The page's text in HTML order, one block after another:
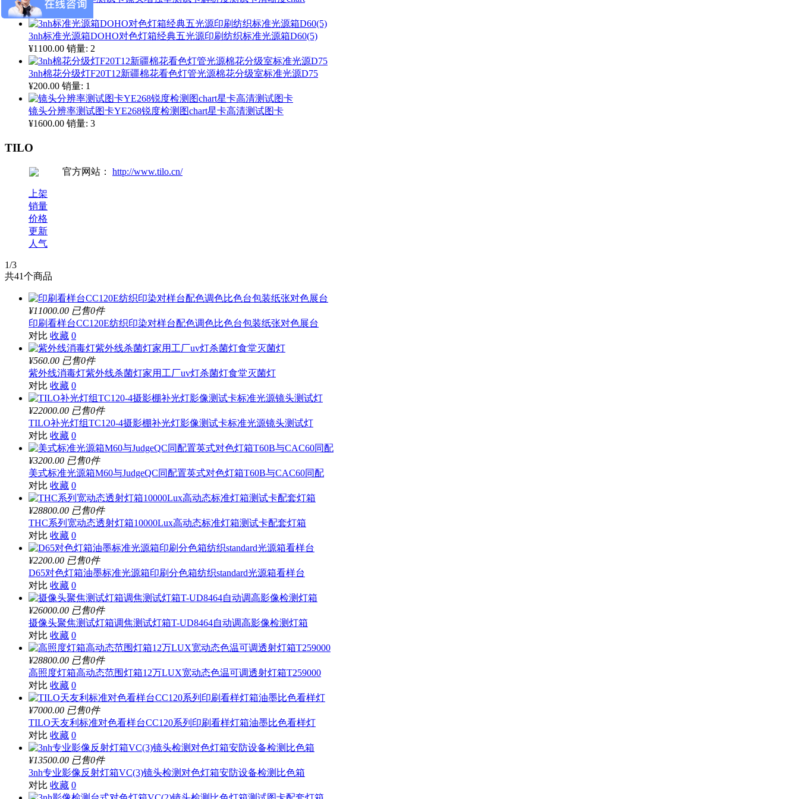
¥500.00 销量: 3
3nh标准光源箱DOHO对色灯箱经典五光源印刷纺织标准光源箱D60(5)
¥1100.00 销量: 2
3nh棉花分级灯F20T12新疆棉花看色灯管光源棉花分级室标准光源D75
¥200.00 销量: 1
镜头分辨率测试图卡YE268锐度检测图chart星卡高清测试图卡
¥1600.00 销量: 3
TILO
官方网站： http://www.tilo.cn/
上架
销量
价格
更新
人气
1/3
共41个商品
¥11000.00 已售0件
印刷看样台CC120E纺织印染对样台配色调色比色台包装纸张对色展台
对比 收藏 0
¥560.00 已售0件
紫外线消毒灯紫外线杀菌灯家用工厂uv灯杀菌灯食堂灭菌灯
对比 收藏 0
¥22000.00 已售0件
TILO补光灯组TC120-4摄影棚补光灯影像测试卡标准光源镜头测试灯
对比 收藏 0
¥3200.00 已售0件
美式标准光源箱M60与JudgeQC同配置英式对色灯箱T60B与CAC60同配
对比 收藏 0
¥28800.00 已售0件
THC系列宽动态透射灯箱10000Lux高动态标准灯箱测试卡配套灯箱
对比 收藏 0
¥2200.00 已售0件
D65对色灯箱油墨标准光源箱印刷分色箱纺织standard光源箱看样台
对比 收藏 0
¥26000.00 已售0件
摄像头聚焦测试灯箱调焦测试灯箱T-UD8464自动调高影像检测灯箱
对比 收藏 0
¥28800.00 已售0件
高照度灯箱高动态范围灯箱12万LUX宽动态色温可调透射灯箱T259000
对比 收藏 0
¥7000.00 已售0件
TILO天友利标准对色看样台CC120系列印刷看样灯箱油墨比色看样灯
对比 收藏 0
¥13500.00 已售0件
3nh专业影像反射灯箱VC(3)镜头检测对色灯箱安防设备检测比色箱
对比 收藏 0